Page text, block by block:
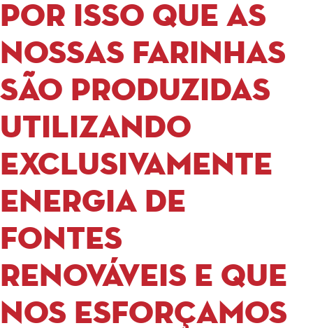
por isso que as
nossas farinhas
são produzidas
utilizando
exclusivamente
energia de
fontes
renováveis e que
nos esforçamos